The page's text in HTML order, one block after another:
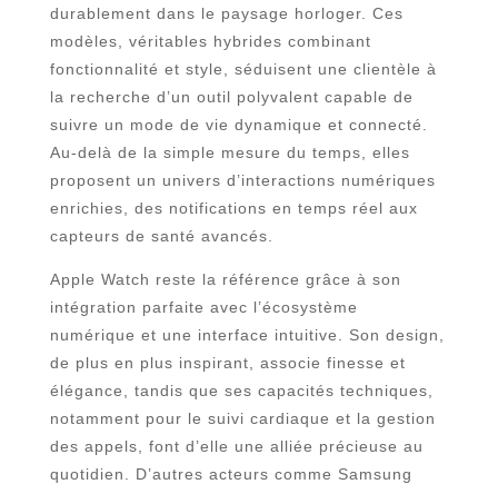
durablement dans le paysage horloger. Ces
modèles, véritables hybrides combinant
fonctionnalité et style, séduisent une clientèle à
la recherche d’un outil polyvalent capable de
suivre un mode de vie dynamique et connecté.
Au-delà de la simple mesure du temps, elles
proposent un univers d’interactions numériques
enrichies, des notifications en temps réel aux
capteurs de santé avancés.
Apple Watch reste la référence grâce à son
intégration parfaite avec l’écosystème
numérique et une interface intuitive. Son design,
de plus en plus inspirant, associe finesse et
élégance, tandis que ses capacités techniques,
notamment pour le suivi cardiaque et la gestion
des appels, font d’elle une alliée précieuse au
quotidien. D’autres acteurs comme Samsung